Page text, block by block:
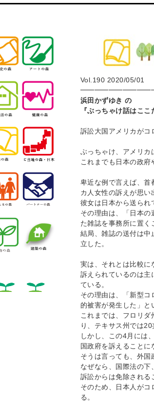
Vol.190 2020/05/01
浜田かずゆき の
『ぶっちゃけ
訴訟大国アメリカがコ
ぶっちゃけ、アメリカ
これまでも日本の政府
卑近な例で言えば、首
カ人女性の訴えが思い
彼女は日本から送られ
その理由は、「日本の
た雑誌を事務所に置く
結局、雑誌の送付は中
立した。
実は、それとは比較に
訴えられているのは主
ている。
その理由は、「新型
的被害が発生した」と
これまでは、フロリ
り、テキサス州では
しかし、この4月には
国政府を訴えることに
そうは言っても、外国
なぜなら、国際法の下
訴訟からは免除される
そのため、日本人が
る。